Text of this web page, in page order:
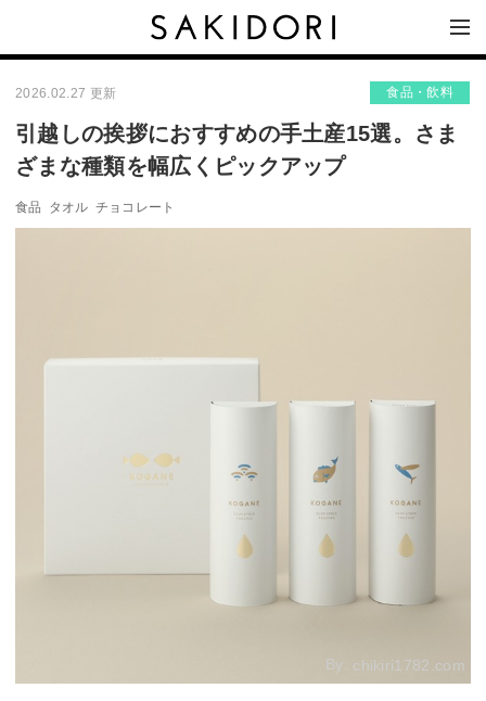
2026.02.27 更新 食品・飲料
引越しの挨拶におすすめの手土産15選。さま
ざまな種類を幅広くピックアップ
食品 タオル チョコレート
By: chikiri1782.com